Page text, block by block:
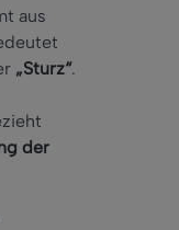
aus
„Sturz“.
der